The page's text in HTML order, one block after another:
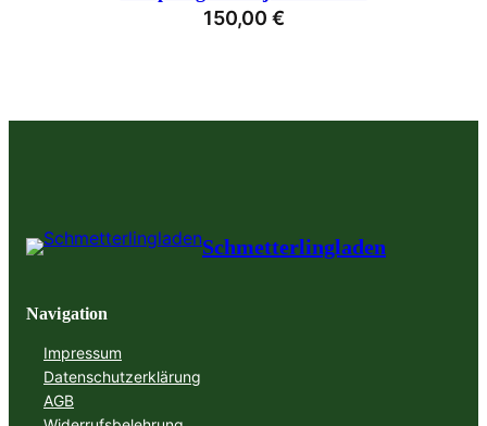
150,00 €
Schmetterlingladen
Navigation
Impressum
Datenschutzerklärung
AGB